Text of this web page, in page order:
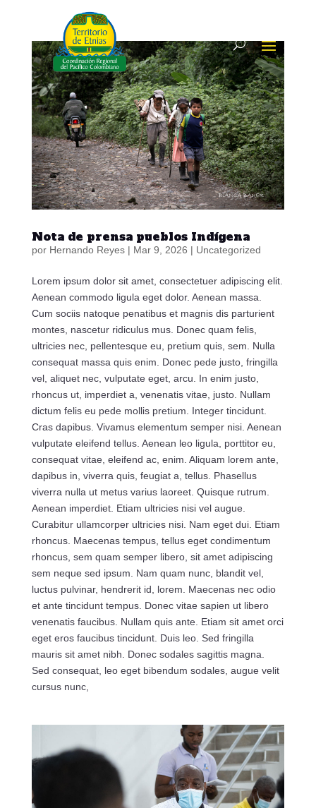
Nota de prensa pueblos Indígena
por Hernando Reyes| Mar 9, 2026 | Uncategorized
Lorem ipsum dolor sit amet, consectetuer adipiscing elit.
Aenean commodo ligula eget dolor. Aenean massa.
Cum sociis natoque penatibus et magnis dis parturient
montes, nascetur ridiculus mus. Donec quam felis,
ultricies nec, pellentesque eu, pretium quis, sem. Nulla
consequat massa quis enim. Donec pede justo, fringilla
vel, aliquet nec, vulputate eget, arcu. In enim justo,
rhoncus ut, imperdiet a, venenatis vitae, justo. Nullam
dictum felis eu pede mollis pretium. Integer tincidunt.
Cras dapibus. Vivamus elementum semper nisi. Aenean
vulputate eleifend tellus. Aenean leo ligula, porttitor eu,
consequat vitae, eleifend ac, enim. Aliquam lorem ante,
dapibus in, viverra quis, feugiat a, tellus. Phasellus
viverra nulla ut metus varius laoreet. Quisque rutrum.
Aenean imperdiet. Etiam ultricies nisi vel augue.
Curabitur ullamcorper ultricies nisi. Nam eget dui. Etiam
rhoncus. Maecenas tempus, tellus eget condimentum
rhoncus, sem quam semper libero, sit amet adipiscing
sem neque sed ipsum. Nam quam nunc, blandit vel,
luctus pulvinar, hendrerit id, lorem. Maecenas nec odio
et ante tincidunt tempus. Donec vitae sapien ut libero
venenatis faucibus. Nullam quis ante. Etiam sit amet orci
eget eros faucibus tincidunt. Duis leo. Sed fringilla
mauris sit amet nibh. Donec sodales sagittis magna.
Sed consequat, leo eget bibendum sodales, augue velit
cursus nunc,